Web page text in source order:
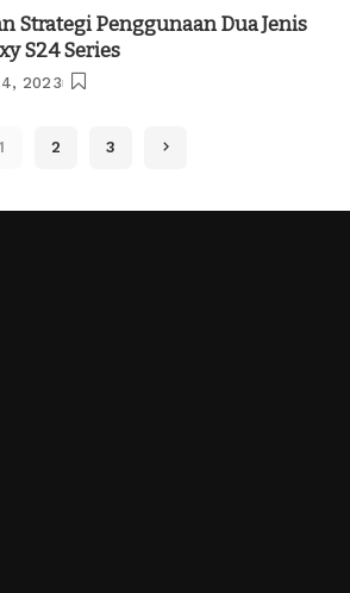
Strategi Penggunaan Dua Jenis
S24 Series
2023
1 2 3